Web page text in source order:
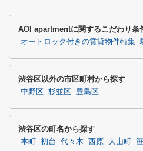
AOI apartmentに関するこだわり条
オートロック付きの賃貸物件特集
渋谷区以外の市区町村から探す
中野区 杉並区 豊島区
渋谷区の町名から探す
本町 初台 代々木 西原 大山町